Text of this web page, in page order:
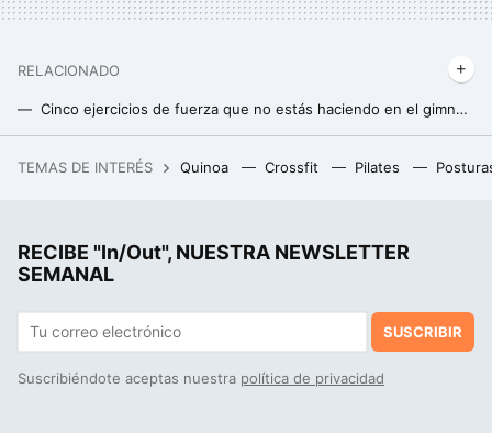
RELACIONADO
Cinco ejercicios de fuerza que no estás haciendo en el gimnasio, pero deberías
TEMAS DE INTERÉS Quinoa Crossfit Pilates
RECIBE "In/Out", NUESTRA NEWSLETTER
SEMANAL
SUSCRIBIR
Suscribiéndote aceptas nuestra política de privacidad